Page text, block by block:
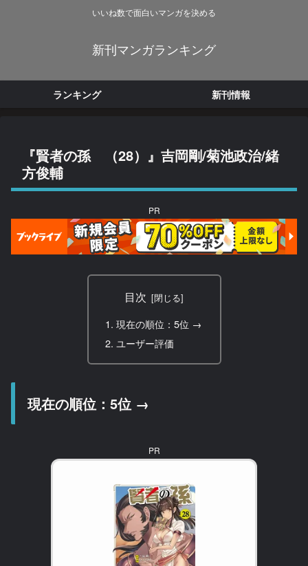
いいね数で面白いマンガを決める
新刊マンガランキング
ランキング 新刊情報
『賢者の孫 （28）』吉岡剛/菊池政治/緒
方俊輔
PR
目次
現在の順位：5位 →
ユーザー評価
現在の順位：5位 →
PR